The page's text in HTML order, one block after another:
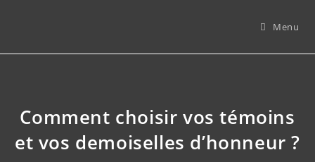
Menu
Comment choisir vos témoins
et vos demoiselles d’honneur ?